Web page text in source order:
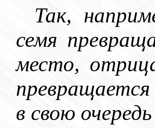
Так,
семя
место,
превращается
в свою